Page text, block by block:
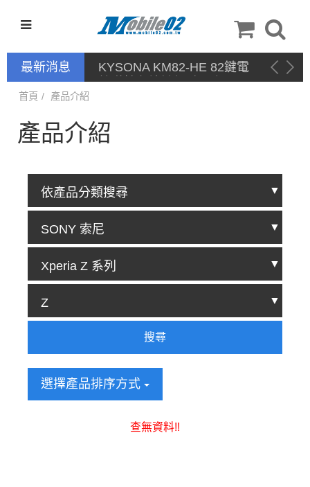
最新消息
KYSONA KM82-HE 82鍵電
競磁軸有線鍵盤 產品網頁驅
首頁 產品介紹
產品介紹
搜尋
選擇產品排序方式
查無資料!!